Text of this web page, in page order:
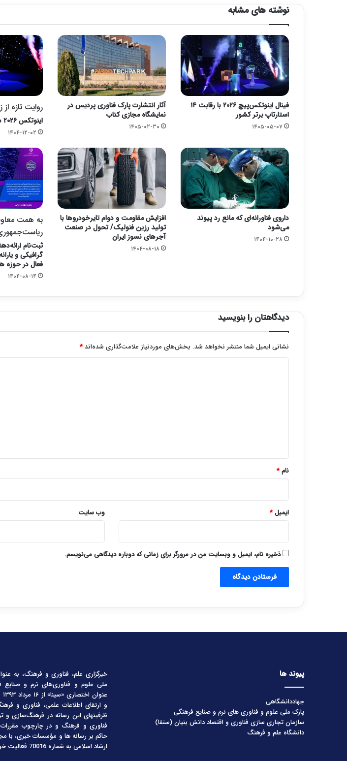
نوشته های مشابه
فینال اینوتکس‌پیچ ۲۰۲۶ با رقابت ۱۴
استارتاپ برتر کشور
۱۴۰۵-۰۵-۰۷
آثار انتشارت پارک فناوری پردیس در
نمایشگاه مجازی کتاب
۱۴۰۵-۰۲-۳۰
روایت تازه
اینوتکس ۲۰۲۶ در مسیر تجربه‌محوری
۱۴۰۴-۱۲-۰۲
داروی فناورانه‌ای که مانع رد پیوند
می‌شود
۱۴۰۴-۱۰-۲۸
افزایش مقاومت و دوام تایرخودروها با
تولید رزین فنولیک/ تحول در صنعت
آجرهای نسوز ایران
۱۴۰۴-۰۸-۱۸
به همت
ثبت‌نام
گرافیکی و
فعال در
۱۴۰۴-۰۸-۱۴
دیدگاهتان را بنویسید
نشانی ایمیل شما منتشر نخواهد شد. بخش‌های موردنیاز علامت‌گذاری شده‌اند*
نام*
ایمیل* وب‌ سایت
ذخیره نام، ایمیل و وبسایت من در مرورگر برای زمانی که دوباره دیدگاهی می‌نویسم.
پیوند ها
جهاددانشگاهی
پارک ملی علوم و فناوری های نرم و صنایع فرهنگی
سازمان تجاری سازی فناوری و اقتصاد دانش بنیان (ستفا)
دانشگاه علم و فرهنگ
خبرگزاری علم، فناوری و فرهنگ، به
ملی علوم و فناوری‌های نرم و صنایع
و ارتقای اطلاعات علمی، فناوری و
ظرفیتهای این رسانه در فرهنگ‌سازی و
فناوری و فرهنگ و در چارچوب
حاکم بر رسانه ها و مؤسسات خبری، با
ارشاد اسلامی به شماره 70016 فعالیت خود را آغاز کرده است.